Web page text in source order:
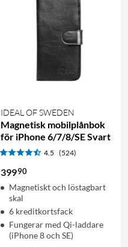
IDEAL OF SWEDEN
Magnetisk mobilplånbok
för iPhone 6/7/8/SE Svart
4.5 (524)
39990
Magnetiskt och löstagbart
skal
6 kreditkortsfack
Fungerar med Qi-laddare
(iPhone 8 och SE)